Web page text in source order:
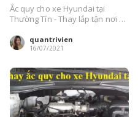
Ắc quy cho xe Hyundai tại
Thường Tín - Thay lắp tận nơi uy
quantrivien
16/07/2021